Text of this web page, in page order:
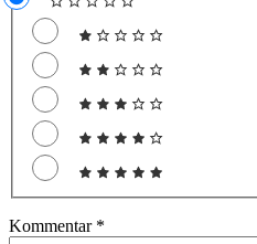
Kommentar *